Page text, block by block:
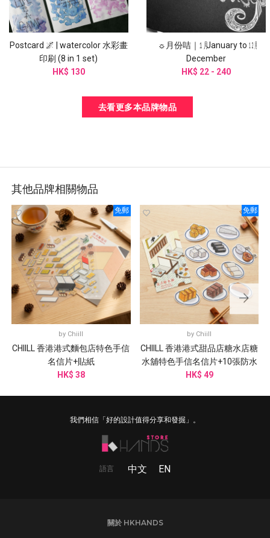
Postcard 🌌 | watercolor 水彩畫
印刷 (8 in 1 set)
HK$ 130
☼月份咭｜㋀ January to ㋋
December
HK$ 22 - 240
去看更多本品牌物品
其他品牌相關物品
免郵
by Chiill
CHIILL 香港港式麵包店特色手信
名信片+貼紙
HK$ 38
免郵
by Chiill
CHIILL 香港港式甜品店糖水店糖
水舖特色手信名信片+10張防水
貼紙
HK$ 49
我們相信「好的設計值得分享和發掘」。
語言 中文 EN
關於 HKHANDS